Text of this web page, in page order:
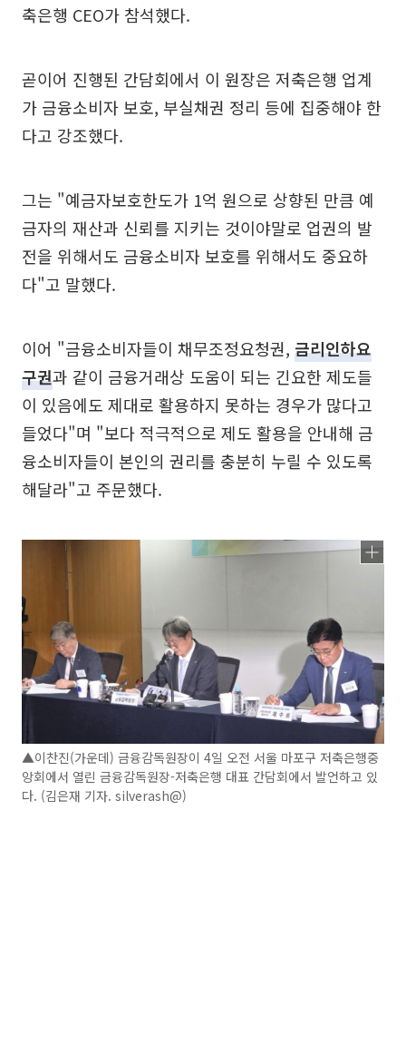
축은행 CEO가 참석했다.
곧이어 진행된 간담회에서 이 원장은 저축은행 업계
가 금융소비자 보호, 부실채권 정리 등에 집중해야 한
다고 강조했다.
그는 "예금자보호한도가 1억 원으로 상향된 만큼 예
금자의 재산과 신뢰를 지키는 것이야말로 업권의 발
전을 위해서도 금융소비자 보호를 위해서도 중요하
다"고 말했다.
이어 "금융소비자들이 채무조정요청권, 금리인하요
구권과 같이 금융거래상 도움이 되는 긴요한 제도들
이 있음에도 제대로 활용하지 못하는 경우가 많다고
들었다"며 "보다 적극적으로 제도 활용을 안내해 금
융소비자들이 본인의 권리를 충분히 누릴 수 있도록
해달라"고 주문했다.
▲이찬진(가운데) 금융감독원장이 4일 오전 서울 마포구 저축은행중
앙회에서 열린 금융감독원장-저축은행 대표 간담회에서 발언하고 있
다. (김은재 기자. silverash@)